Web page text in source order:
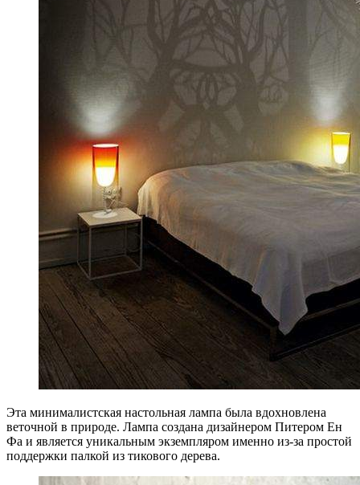
Эта минималистская настольная лампа была вдохновлена
веточной в природе. Лампа создана дизайнером Питером Ен
Фа и является уникальным экземпляром именно из-за простой
поддержки палкой из тикового дерева.